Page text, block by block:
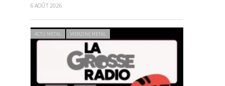
6 AOÛT 2026
ACTU METAL WEBZINE METAL